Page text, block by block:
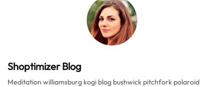
Shoptimizer Blog
Meditation williamsburg kogi blog bushwick pitchfork polaroid